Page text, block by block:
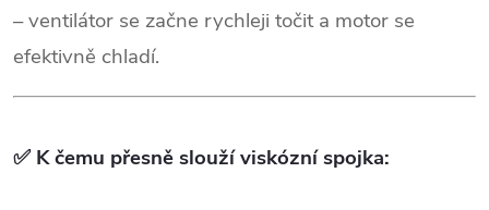
– ventilátor se začne rychleji točit a motor se
efektivně chladí.
✅K čemu přesně slouží viskózní spojka: